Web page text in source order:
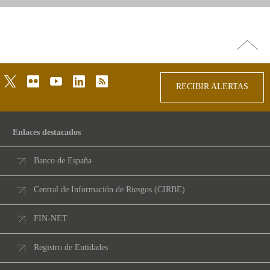
arriba
twitterflickr youtubelinkedinrss
RECIBIR ALERTAS
Enlaces destacados
Banco de España
Central de Información de Riesgos (CIRBE)
FIN-NET
Registro de Entidades